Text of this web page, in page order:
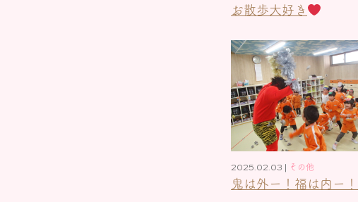
お散歩大好き
2025.02.03 | その他
鬼は外ー！福は内ー！